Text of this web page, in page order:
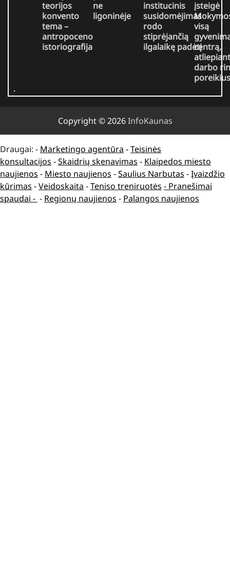
teorijos
konvento
tema –
antropoceno
istoriografija
ne
ligoninėje
institucinis
susidomėjimas
rodo
stiprėjančią
ilgalaikę padėtį
įsteigė
visą
centrą,
darbo
poreikius
Copyright © 2026InfoKaunas
Draugai: - Marketingo agentūra -Teisinės
konsultacijos -Skaidrių skenavimas - Klaipedos miesto
naujienos - Miesto naujienos -Saulius Narbutas -Įvaizdžio
kūrimas -Veidoskaita -Teniso treniruotės - Pranešimai
spaudai - - Regionų naujienos - Palangos naujienos